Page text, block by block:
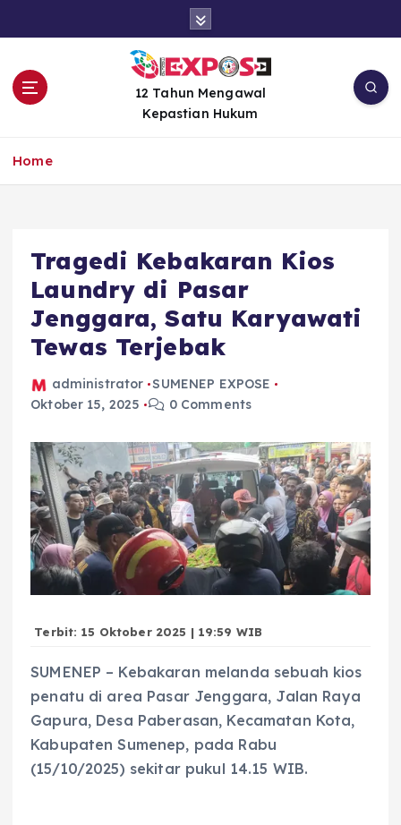
12 Tahun Mengawal
Kepastian Hukum
Home
Tragedi Kebakaran Kios
Laundry di Pasar
Jenggara, Satu Karyawati
Tewas Terjebak
administrator SUMENEP EXPOSE
Oktober 15, 2025
0 Comments
Terbit: 15 Oktober 2025 | 19:59 WIB
SUMENEP – Kebakaran melanda sebuah kios
penatu di area Pasar Jenggara, Jalan Raya
Gapura, Desa Paberasan, Kecamatan Kota,
Kabupaten Sumenep, pada Rabu
(15/10/2025) sekitar pukul 14.15 WIB.